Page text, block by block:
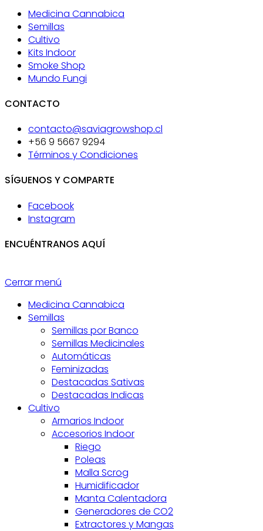
Medicina Cannabica
Semillas
Cultivo
Kits Indoor
Smoke Shop
Mundo Fungi
CONTACTO
contacto@saviagrowshop.cl
+56 9 5667 9294
Términos y Condiciones
SÍGUENOS Y COMPARTE
Facebook
Instagram
ENCUÉNTRANOS AQUÍ
Cerrar menú
Medicina Cannabica
Semillas
Semillas por Banco
Semillas Medicinales
Automáticas
Feminizadas
Destacadas Sativas
Destacadas Indicas
Cultivo
Armarios Indoor
Accesorios Indoor
Riego
Poleas
Malla Scrog
Humidificador
Manta Calentadora
Generadores de CO2
Extractores y Mangas